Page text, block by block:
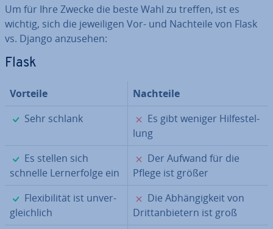
Um für Ihre Zwecke die beste Wahl zu treffen, ist es
wichtig, sich die je­wei­li­gen Vor- und Nachteile von Flask
vs. Django anzusehen:
Flask
Vorteile
Nachteile
✓
Sehr schlank ✗
Es gibt weniger Hil­fe­stel­
lung
✓
Es stellen sich
schnelle Lern­erfol­ge ein
✗
Der Aufwand für die
Pflege ist größer
✓
Fle­xi­bi­li­tät ist un­ver­
gleich­lich
✗
Die Ab­hän­gig­keit von
Dritt­an­bie­tern ist groß